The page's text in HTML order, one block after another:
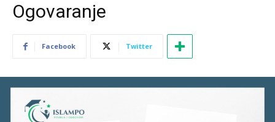
Ogovaranje
Facebook Twitter